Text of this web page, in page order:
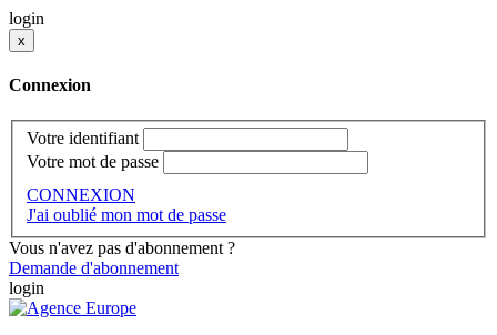
login
x
Connexion
Votre identifiant
Votre mot de passe
CONNEXION
J'ai oublié mon mot de passe
Vous n'avez pas d'abonnement ?
Demande d'abonnement
login